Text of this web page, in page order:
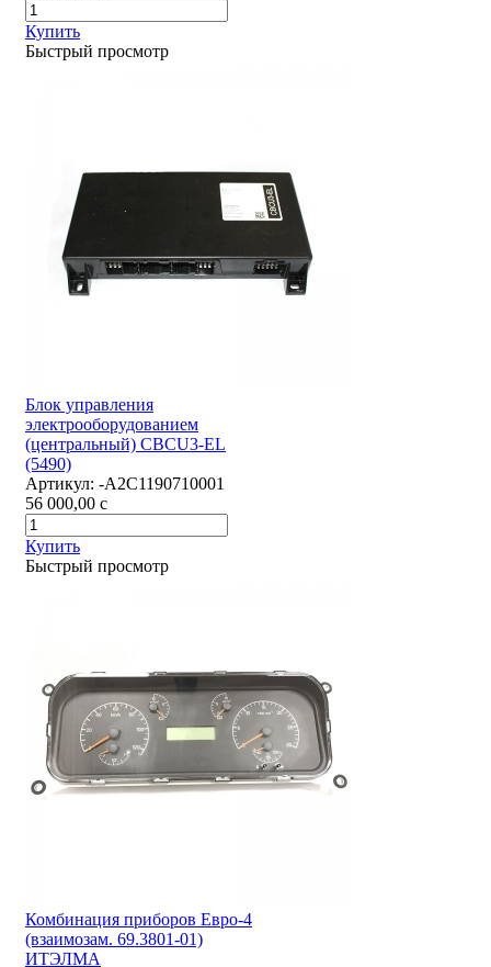
Купить
Быстрый просмотр
Блок управления
электрооборудованием
(центральный) CBCU3-EL
(5490)
Артикул: -А2С1190710001
56 000,00 c
Купить
Быстрый просмотр
Комбинация приборов Евро-4
(взаимозам. 69.3801-01)
ИТЭЛМА